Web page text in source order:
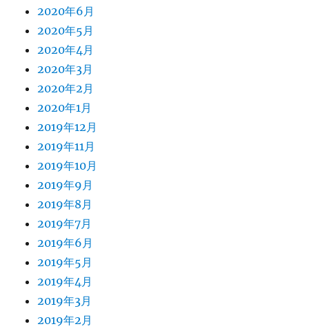
2020年6月
2020年5月
2020年4月
2020年3月
2020年2月
2020年1月
2019年12月
2019年11月
2019年10月
2019年9月
2019年8月
2019年7月
2019年6月
2019年5月
2019年4月
2019年3月
2019年2月